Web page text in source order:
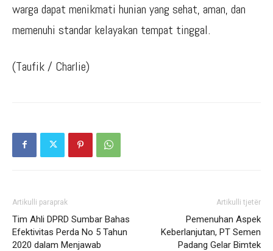
warga dapat menikmati hunian yang sehat, aman, dan
memenuhi standar kelayakan tempat tinggal.
(Taufik / Charlie)
Artikulli paraprak
Tim Ahli DPRD Sumbar Bahas
Efektivitas Perda No 5 Tahun
2020 dalam Menjawab
Artikulli tjetër
Pemenuhan Aspek
Keberlanjutan, PT Semen
Padang Gelar Bimtek